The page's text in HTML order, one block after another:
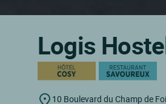
Logis
10 Boulevard du Champ de